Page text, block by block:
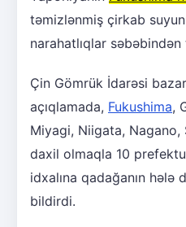
təmizlənmiş çirkab
narahatlıqlar
Çin Gömrük İdarəsi
açıqlamada, Fukushima,
Miyagi, Niigata,
daxil olmaqla 10
idxalına qadağanın hələ
bildirdi.